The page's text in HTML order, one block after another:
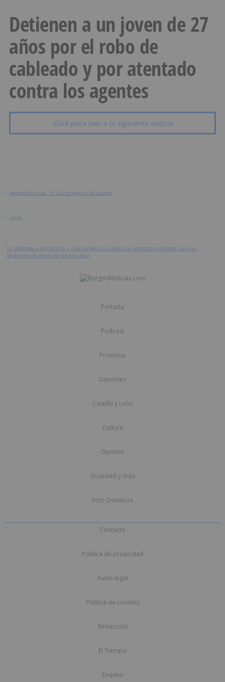
Detienen a un joven de 27
años por el robo de
cableado y por atentado
contra los agentes
Click para leer a la siguiente noticia
> BurgosNoticias - El diario digital de Burgos
> Local
>
La Biblioteca de Castilla y León amplía su oferta de servicios virtuales con una
selección de libros de lectura fácil
Portada
Podcast
Provincia
Deportes
Castilla y León
Cultura
Opinión
Sociedad y Vida
Foto Denuncia
Contacto
Política de privacidad
Aviso legal
Política de cookies
Redacción
El Tiempo
Empleo